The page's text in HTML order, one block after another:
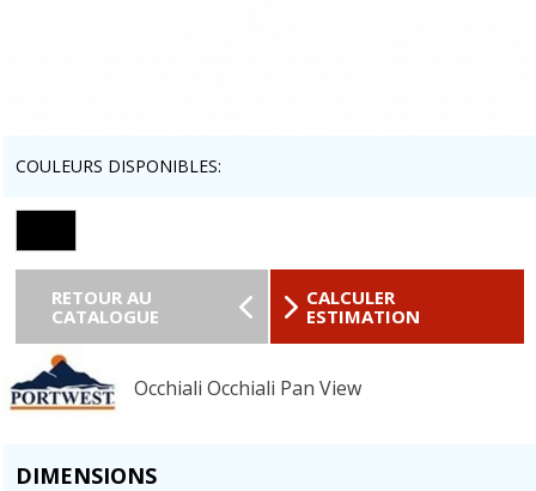
COULEURS DISPONIBLES:
RETOUR AU
CATALOGUE
CALCULER
ESTIMATION
Occhiali Occhiali Pan View
DIMENSIONS